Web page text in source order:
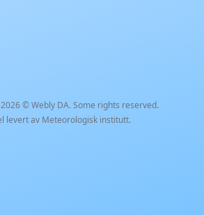
©Webly DA. Some rights reserved.
levert av Meteorologisk institutt.